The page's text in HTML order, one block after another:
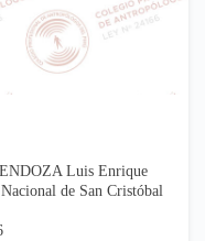
Luis Enrique
de San Cristóbal